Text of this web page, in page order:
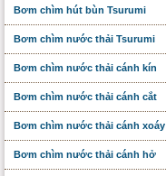
Bơm chìm hút bùn Tsurumi
Bơm chìm nước thải Tsurumi
Bơm chìm nước thải cánh kín
Bơm chìm nước thải cánh cắt
Bơm chìm nước thải cánh xoáy
Bơm chìm nước thải cánh hở